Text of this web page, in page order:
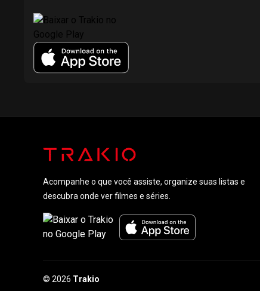
Acompanhe o que você assiste, organize suas listas e
descubra onde ver filmes e séries.
© 2026 Trakio